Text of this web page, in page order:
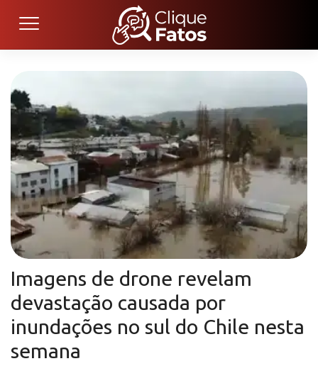
Imagens de drone revelam
devastação causada por
inundações no sul do Chile nesta
semana